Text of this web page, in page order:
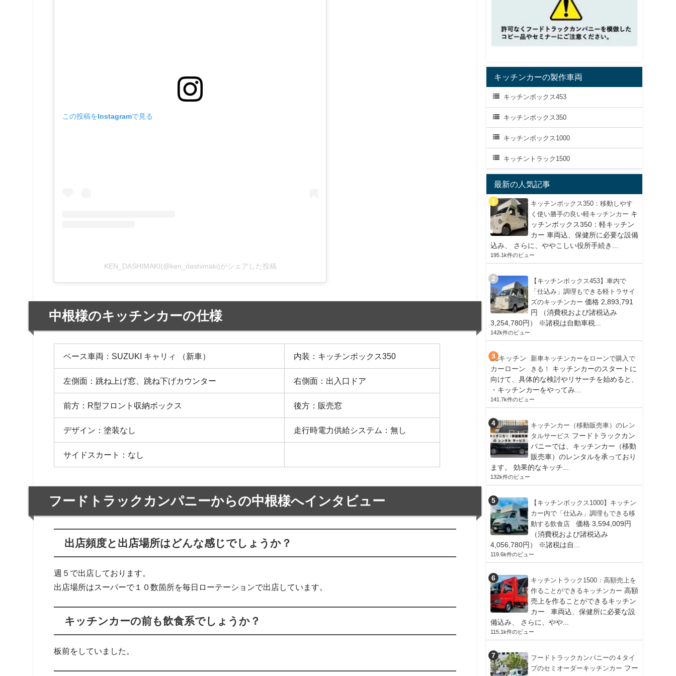
この投稿をInstagramで見る
KEN_DASHIMAKI(@ken_dashimaki)がシェアした投稿
中根様のキッチンカーの仕様
ベース車両：SUZUKI キャリィ （新車） 内装：キッチンボックス350
左側面：跳ね上げ窓、跳ね下げカウンター 右側面：出入口ドア
前方：R型フロント収納ボックス 後方：販売窓
デザイン：塗装なし 走行時電力供給システム：無し
サイドスカート：なし
フードトラックカンパニーからの中根様へインタビュー
出店頻度と出店場所はどんな感じでしょうか？
週５で出店しております。
出店場所はスーパーで１０数箇所を毎日ローテーションで出店しています。
キッチンカーの前も飲食系でしょうか？
板前をしていました。
キッチンカーの製作車両
キッチンボックス453
キッチンボックス350
キッチンボックス1000
キッチントラック1500
最新の人気記事
キッチンボックス350：移動しやす
く使い勝手の良い軽キッチンカー キ
ッチンボックス350：軽キッチン
カー 車両込、保健所に必要な設備
込み、 さらに、ややこしい役所手続き...
195.1k件のビュー
【キッチンボックス453】車内で
「仕込み」調理もできる軽トラサイ
ズのキッチンカー 価格 2,893,791
円 （消費税および諸税込み
3,254,780円） ※諸税は自動車税...
142k件のビュー
新車キッチンカーをローンで購入で
きる！
キッチンカーのスタートに
向けて、具体的な検討やリサーチを始めると、
・キッチンカーをやってみ...
141.7k件のビュー
キッチンカー（移動販売車）のレン
タルサービス フードトラックカン
パニーでは、キッチンカー（移動
販売車）のレンタルを承っており
ます。 効果的なキッチ...
132k件のビュー
【キッチンボックス1000】キッチン
カー内で「仕込み」調理もできる移
動する飲食店
価格 3,594,009円
（消費税および諸税込み
4,056,780円） ※諸税は自...
119.6k件のビュー
キッチントラック1500：高額売上を
作ることができるキッチンカー 高額
売上を作ることができるキッチン
カー 車両込、保健所に必要な設
備込み、 さらに、やや...
115.1k件のビュー
フードトラックカンパニーの４タイ
プのセミオーダーキッチンカー フー